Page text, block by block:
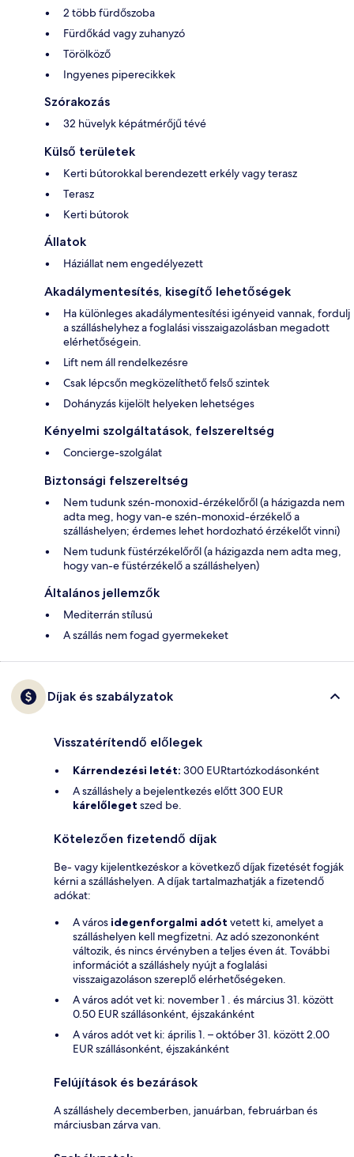
2 több fürdőszoba
Fürdőkád vagy zuhanyzó
Törölköző
Ingyenes piperecikkek
Szórakozás
32 hüvelyk képátmérőjű tévé
Külső területek
Kerti bútorokkal berendezett erkély vagy terasz
Terasz
Kerti bútorok
Állatok
Háziállat nem engedélyezett
Akadálymentesítés, kisegítő lehetőségek
Ha különleges akadálymentesítési igényeid vannak, fordulj
a szálláshelyhez a foglalási visszaigazolásban megadott
elérhetőségein.
Lift nem áll rendelkezésre
Csak lépcsőn megközelíthető felső szintek
Dohányzás kijelölt helyeken lehetséges
Kényelmi szolgáltatások, felszereltség
Concierge-szolgálat
Biztonsági felszereltség
Nem tudunk szén-monoxid-érzékelőről (a házigazda nem
adta meg, hogy van-e szén-monoxid-érzékelő a
szálláshelyen; érdemes lehet hordozható érzékelőt vinni)
Nem tudunk füstérzékelőről (a házigazda nem adta meg,
hogy van-e füstérzékelő a szálláshelyen)
Általános jellemzők
Mediterrán stílusú
A szállás nem fogad gyermekeket
Díjak és szabályzatok
Visszatérítendő előlegek
Kárrendezési letét: 300 EURtartózkodásonként
A szálláshely a bejelentkezés előtt 300 EUR
kárelőleget szed be.
Kötelezően fizetendő díjak
Be- vagy kijelentkezéskor a következő díjak fizetését fogják
kérni a szálláshelyen. A díjak tartalmazhatják a fizetendő
adókat:
A városidegenforgalmi adót vetett ki, amelyet a
szálláshelyen kell megfizetni. Az adó szezononként
változik, és nincs érvényben a teljes éven át. További
információt a szálláshely nyújt a foglalási
visszaigazoláson szereplő elérhetőségeken.
A város adót vet ki: november 1 . és március 31. között
0.50 EUR szállásonként, éjszakánként
A város adót vet ki: április 1. – október 31. között 2.00
EUR szállásonként, éjszakánként
Felújítások és bezárások
A szálláshely decemberben, januárban, februárban és
márciusban zárva van.